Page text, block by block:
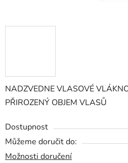
NADZVEDNE VLASOVÉ
PŘIROZENÝ OBJEM VLASŮ
Dostupnost
Můžeme doručit do:
Možnosti doručení